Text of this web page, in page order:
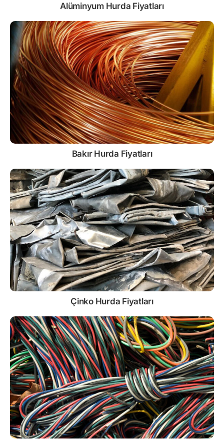
Alüminyum Hurda Fiyatları
Bakır Hurda Fiyatları
Çinko Hurda Fiyatları